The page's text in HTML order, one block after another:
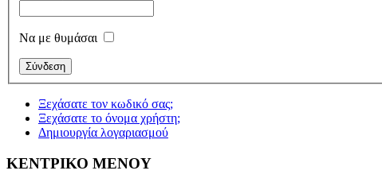
Να με θυμάσαι
Ξεχάσατε τον κωδικό σας;
Ξεχάσατε το όνομα χρήστη;
Δημιουργία λογαριασμού
ΚΕΝΤΡΙΚΟ ΜΕΝΟΥ